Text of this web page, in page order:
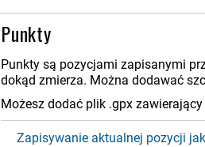
Punkty
Punkty są pozycjami zapisanymi
dokąd zmierza. Można dodawać
Możesz dodać plik .gpx
Zapisywanie aktualnej pozycji